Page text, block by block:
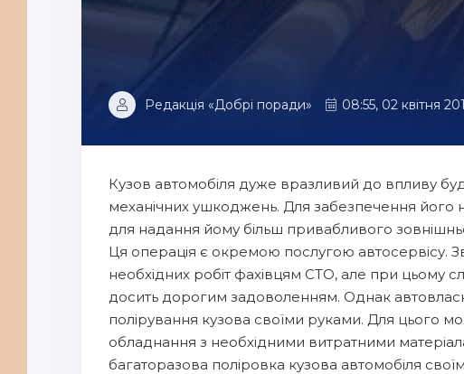
Редакція «Добрі поради» 08:55, 02 квітня
Кузов автомобіля дуже вразливий до впливу
механічних ушкоджень. Для забезпечення його
для надання йому більш привабливого
Ця операція є окремою послугою автосервісу.
необхідних робіт фахівцям СТО, але при цьому
досить дорогим задоволенням. Однак
полірування кузова своїми руками. Для цього
обладнання з необхідними витратними
багаторазова поліровка кузова автомобіля